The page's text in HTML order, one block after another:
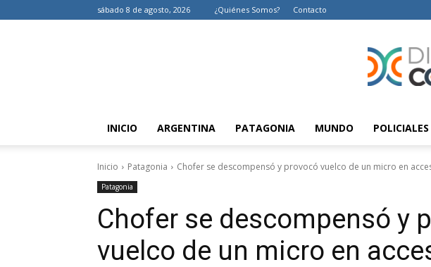
sábado 8 de agosto, 2026 ¿Quiénes Somos? Contacto
INICIO ARGENTINA PATAGONIA MUNDO POLICIALES
Inicio Patagonia Chofer se descompensó y provocó vuelco de un micro en
Patagonia
Chofer se descompensó y
vuelco de un micro en